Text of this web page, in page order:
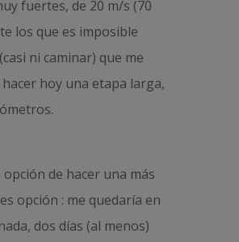
fuertes, de 20 m/s (70
los que es imposible
ni caminar) que me
hoy una etapa larga,
opción de hacer una más
opción : me quedaría en
dos días (al menos)